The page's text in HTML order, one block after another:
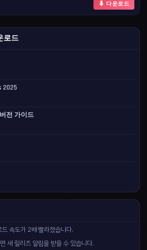
⬇ 다운로드
로드
2025
전 가이드
속도가 2배 빨라졌습니다.
새 릴리즈 알림을 받을 수 있습니다.